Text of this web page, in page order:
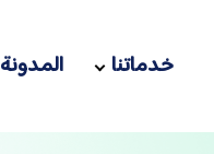
خدماتنا المدونة